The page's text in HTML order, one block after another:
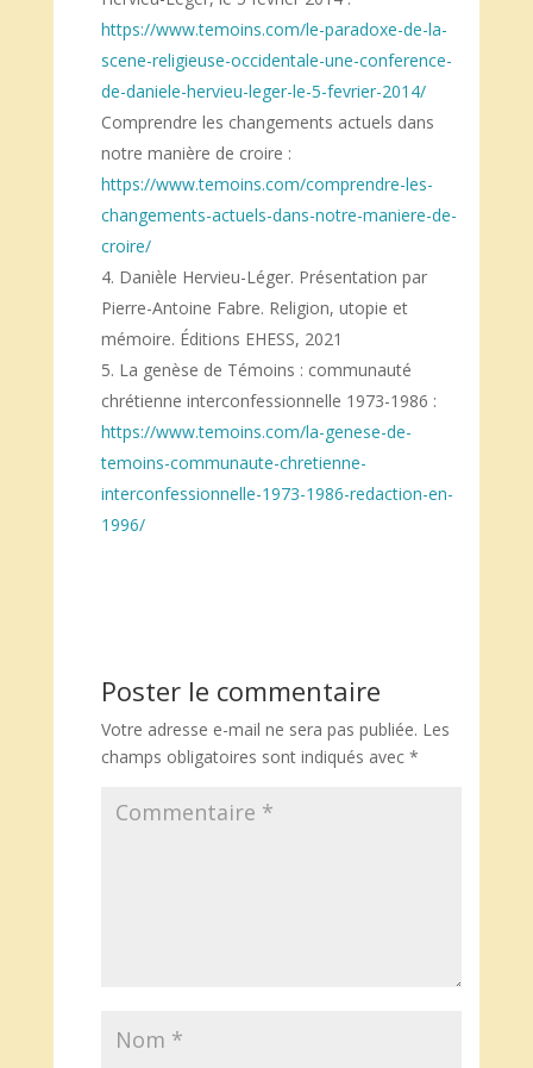
https://www.temoins.com/le-paradoxe-de-la-
scene-religieuse-occidentale-une-conference-
de-daniele-hervieu-leger-le-5-fevrier-2014/
Comprendre les changements actuels dans
notre manière de croire :
https://www.temoins.com/comprendre-les-
changements-actuels-dans-notre-maniere-de-
croire/
Danièle Hervieu-Léger. Présentation par
Pierre-Antoine Fabre. Religion, utopie et
mémoire. Éditions EHESS, 2021
La genèse de Témoins : communauté
chrétienne interconfessionnelle 1973-1986 :
https://www.temoins.com/la-genese-de-
temoins-communaute-chretienne-
interconfessionnelle-1973-1986-redaction-en-
1996/
Poster le commentaire
Votre adresse e-mail ne sera pas publiée. Les
champs obligatoires sont indiqués avec *